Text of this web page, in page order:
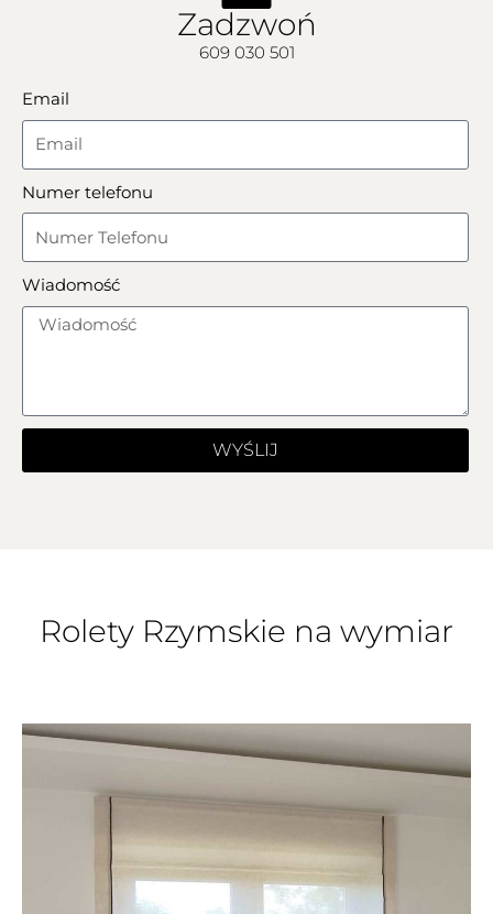
Zadzwoń
609 030 501
Email
Numer telefonu
Wiadomość
WYŚLIJ
Rolety Rzymskie na wymiar